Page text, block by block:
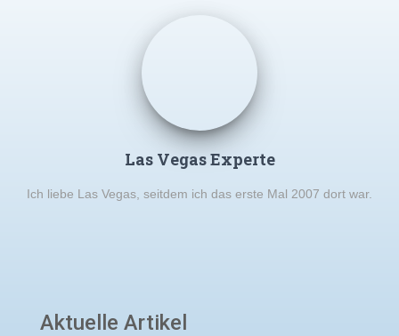
Las Vegas Experte
Ich liebe Las Vegas, seitdem ich das erste Mal 2007 dort war.
Aktuelle Artikel